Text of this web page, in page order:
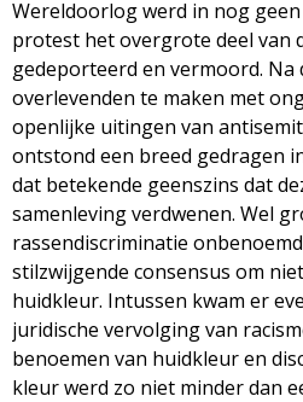
Wereldoorlog werd in nog
protest het overgrote deel van
gedeporteerd en vermoord.
overlevenden te maken met
openlijke uitingen van
ontstond een breed gedragen
dat betekende geenszins dat
samenleving verdwenen. Wel
rassendiscriminatie
stilzwijgende consensus om
huidkleur. Intussen kwam er
juridische vervolging van
benoemen van huidkleur en
kleur werd zo niet minder dan